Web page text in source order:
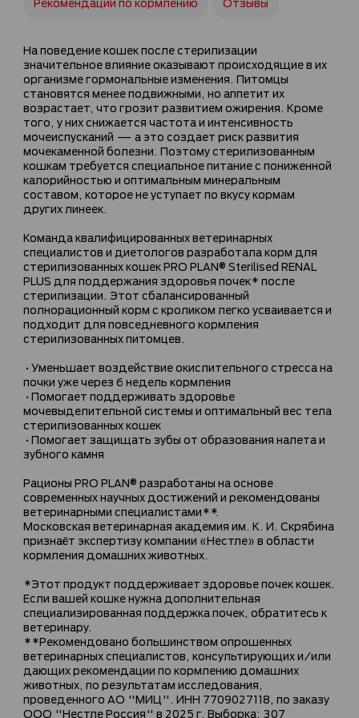
На поведение кошек после стерилизации
значительное влияние оказывают происходящие в их
организме гормональные изменения. Питомцы
становятся менее подвижными, но аппетит их
возрастает, что грозит развитием ожирения. Кроме
того, у них снижается частота и интенсивность
мочеиспусканий — а это создает риск развития
мочекаменной болезни. Поэтому стерилизованным
кошкам требуется специальное питание с пониженной
калорийностью и оптимальным минеральным
составом, которое не уступает по вкусу кормам
других линеек.
Команда квалифицированных ветеринарных
специалистов и диетологов разработала корм для
стерилизованных кошек PRO PLAN® Sterilised RENAL
PLUS для поддержания здоровья почек* после
стерилизации. Этот сбалансированный
полнорационный корм с кроликом легко усваивается и
подходит для повседневного кормления
стерилизованных питомцев.
•Уменьшает воздействие окислительного стресса на
почки уже через 6 недель кормления
•Помогает поддерживать здоровье
мочевыделительной системы и оптимальный вес тела
стерилизованных кошек
•Помогает защищать зубы от образования налета и
зубного камня
Рационы PRO PLAN® разработаны на основе
современных научных достижений и рекомендованы
ветеринарными специалистами**.
Московская ветеринарная академия им. К. И. Скрябина
признаёт экспертизу компании «Нестле» в области
кормления домашних животных.
*Этот продукт поддерживает здоровье почек кошек.
Если вашей кошке нужна дополнительная
специализированная поддержка почек, обратитесь к
ветеринару.
**Рекомендовано большинством опрошенных
ветеринарных специалистов, консультирующих и/или
дающих рекомендации по кормлению домашних
животных, по результатам исследования,
проведенного АО "МИЦ". ИНН 7709027118, по заказу
ООО "Нестле Россия" в 2025 г. Выборка: 307